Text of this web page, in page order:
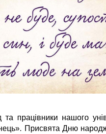
працівники нашого
Присвята Дню